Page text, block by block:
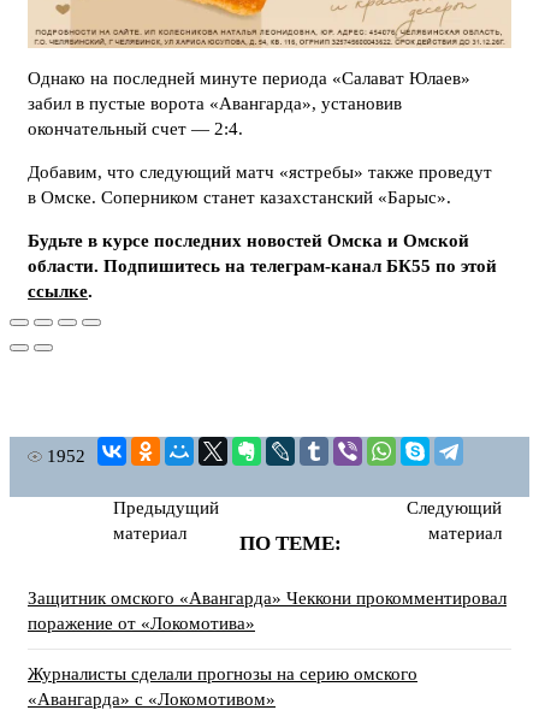
Однако на последней минуте периода «Салават Юлаев»
забил в пустые ворота «Авангарда», установив
окончательный счет — 2:4.
Добавим, что следующий матч «ястребы» также проведут
в Омске. Соперником станет казахстанский «Барыс».
Будьте в курсе последних новостей Омска и Омской
области. Подпишитесь на телеграм-канал БК55 по этой
ссылке.
1952
Предыдущий
материал
Следующий
материал
ПО ТЕМЕ:
Защитник омского «Авангарда» Чеккони прокомментировал
поражение от «Локомотива»
Журналисты сделали прогнозы на серию омского
«Авангарда» с «Локомотивом»